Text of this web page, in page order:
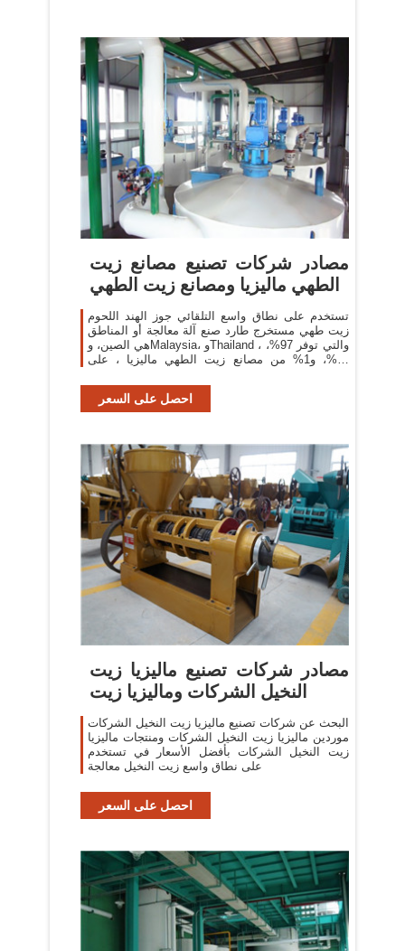
مصادر شركات تصنيع مصانع زيت
الطهي ماليزيا ومصانع زيت الطهي
تستخدم على نطاق واسع التلقائي جوز الهند اللحوم
زيت طهي مستخرج طارد صنع آلة معالجة أو المناطق
هي الصين، وMalaysia، وThailand ، والتي توفر 97%،
و1%، و1% من مصانع زيت الطهي ماليزيا ، على
احصل على السعر
مصادر شركات تصنيع ماليزيا زيت
النخيل الشركات وماليزيا زيت
البحث عن شركات تصنيع ماليزيا زيت النخيل الشركات
موردين ماليزيا زيت النخيل الشركات ومنتجات ماليزيا
زيت النخيل الشركات بأفضل الأسعار في تستخدم
على نطاق واسع زيت النخيل معالجة
احصل على السعر